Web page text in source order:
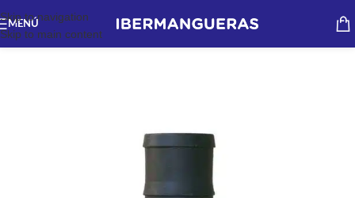
Skip to navigation
Skip to main content
MENÚ